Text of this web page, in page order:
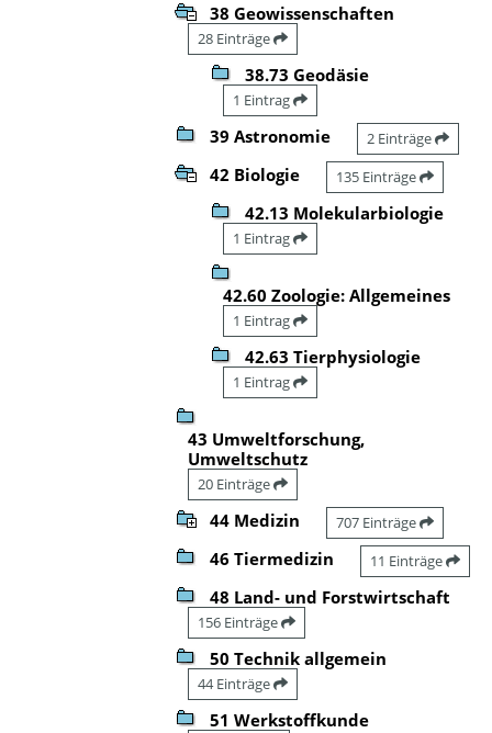
38 Geowissenschaften
28 Einträge
38.73 Geodäsie
1 Eintrag
39 Astronomie 2 Einträge
42 Biologie 135 Einträge
42.13 Molekularbiologie
1 Eintrag
42.60 Zoologie: Allgemeines
1 Eintrag
42.63 Tierphysiologie
1 Eintrag
43 Umweltforschung,
Umweltschutz
20 Einträge
44 Medizin 707 Einträge
46 Tiermedizin 11 Einträge
48 Land- und Forstwirtschaft
156 Einträge
50 Technik allgemein
44 Einträge
51 Werkstoffkunde